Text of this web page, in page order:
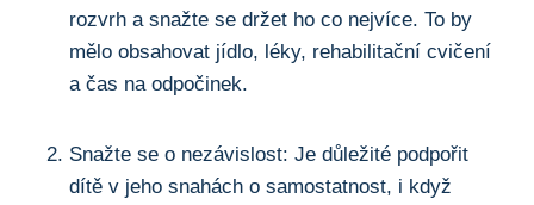
rozvrh a snažte se držet ho co nejvíce. To by
mělo obsahovat jídlo, léky,​ rehabilitační ⁤cvičení
a čas na odpočinek.
Snažte se o nezávislost: ‍Je ​důležité podpořit
dítě v jeho⁢ snahách o ‌samostatnost, i ⁢když